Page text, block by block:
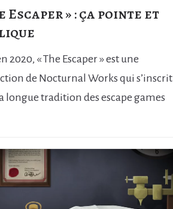
Escaper » : ça pointe et
2020, « The Escaper » est une
de Nocturnal Works qui s’inscrit
longue tradition des escape games